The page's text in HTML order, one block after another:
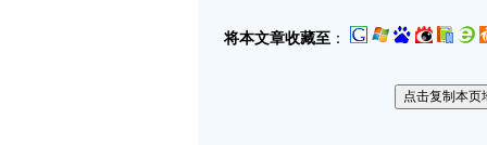
将本文章收藏至 ：